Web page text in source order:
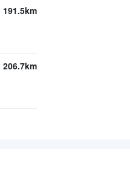
191.5km
206.7km